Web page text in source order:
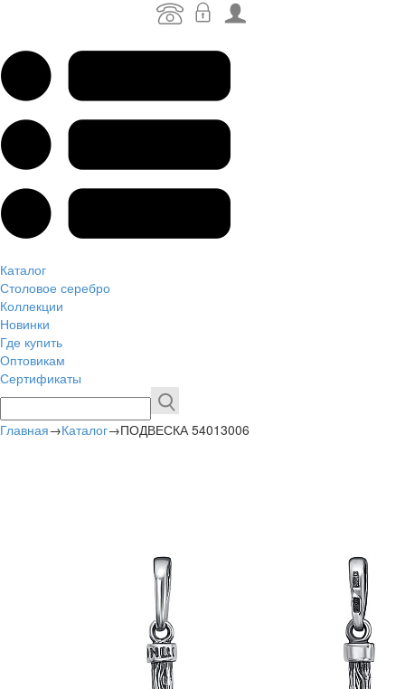
Каталог
Столовое серебро
Коллекции
Новинки
Где купить
Оптовикам
Сертификаты
Главная→Каталог→ПОДВЕСКА 54013006